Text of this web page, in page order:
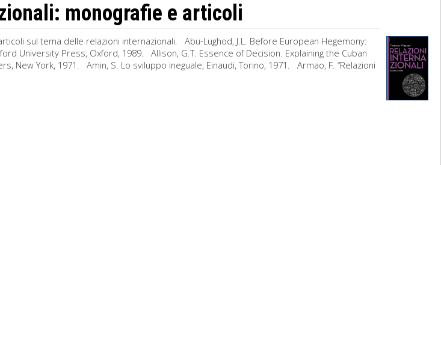
monografie e articoli
sul tema delle relazioni internazionali. Abu-Lughod, J.L. Before European Hegemony:
University Press, Oxford, 1989. Allison, G.T. Essence of Decision. Explaining the Cuban
New York, 1971. Amin, S. Lo sviluppo ineguale, Einaudi, Torino, 1971. Armao, F. “Relazioni